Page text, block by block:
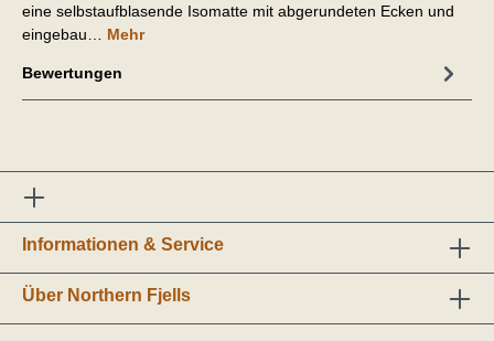
eine selbstaufblasende Isomatte mit abgerundeten Ecken und
eingebau… Mehr
Bewertungen
Informationen & Service
Über Northern Fjells